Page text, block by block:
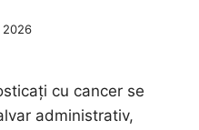
cu cancer se
administrativ,